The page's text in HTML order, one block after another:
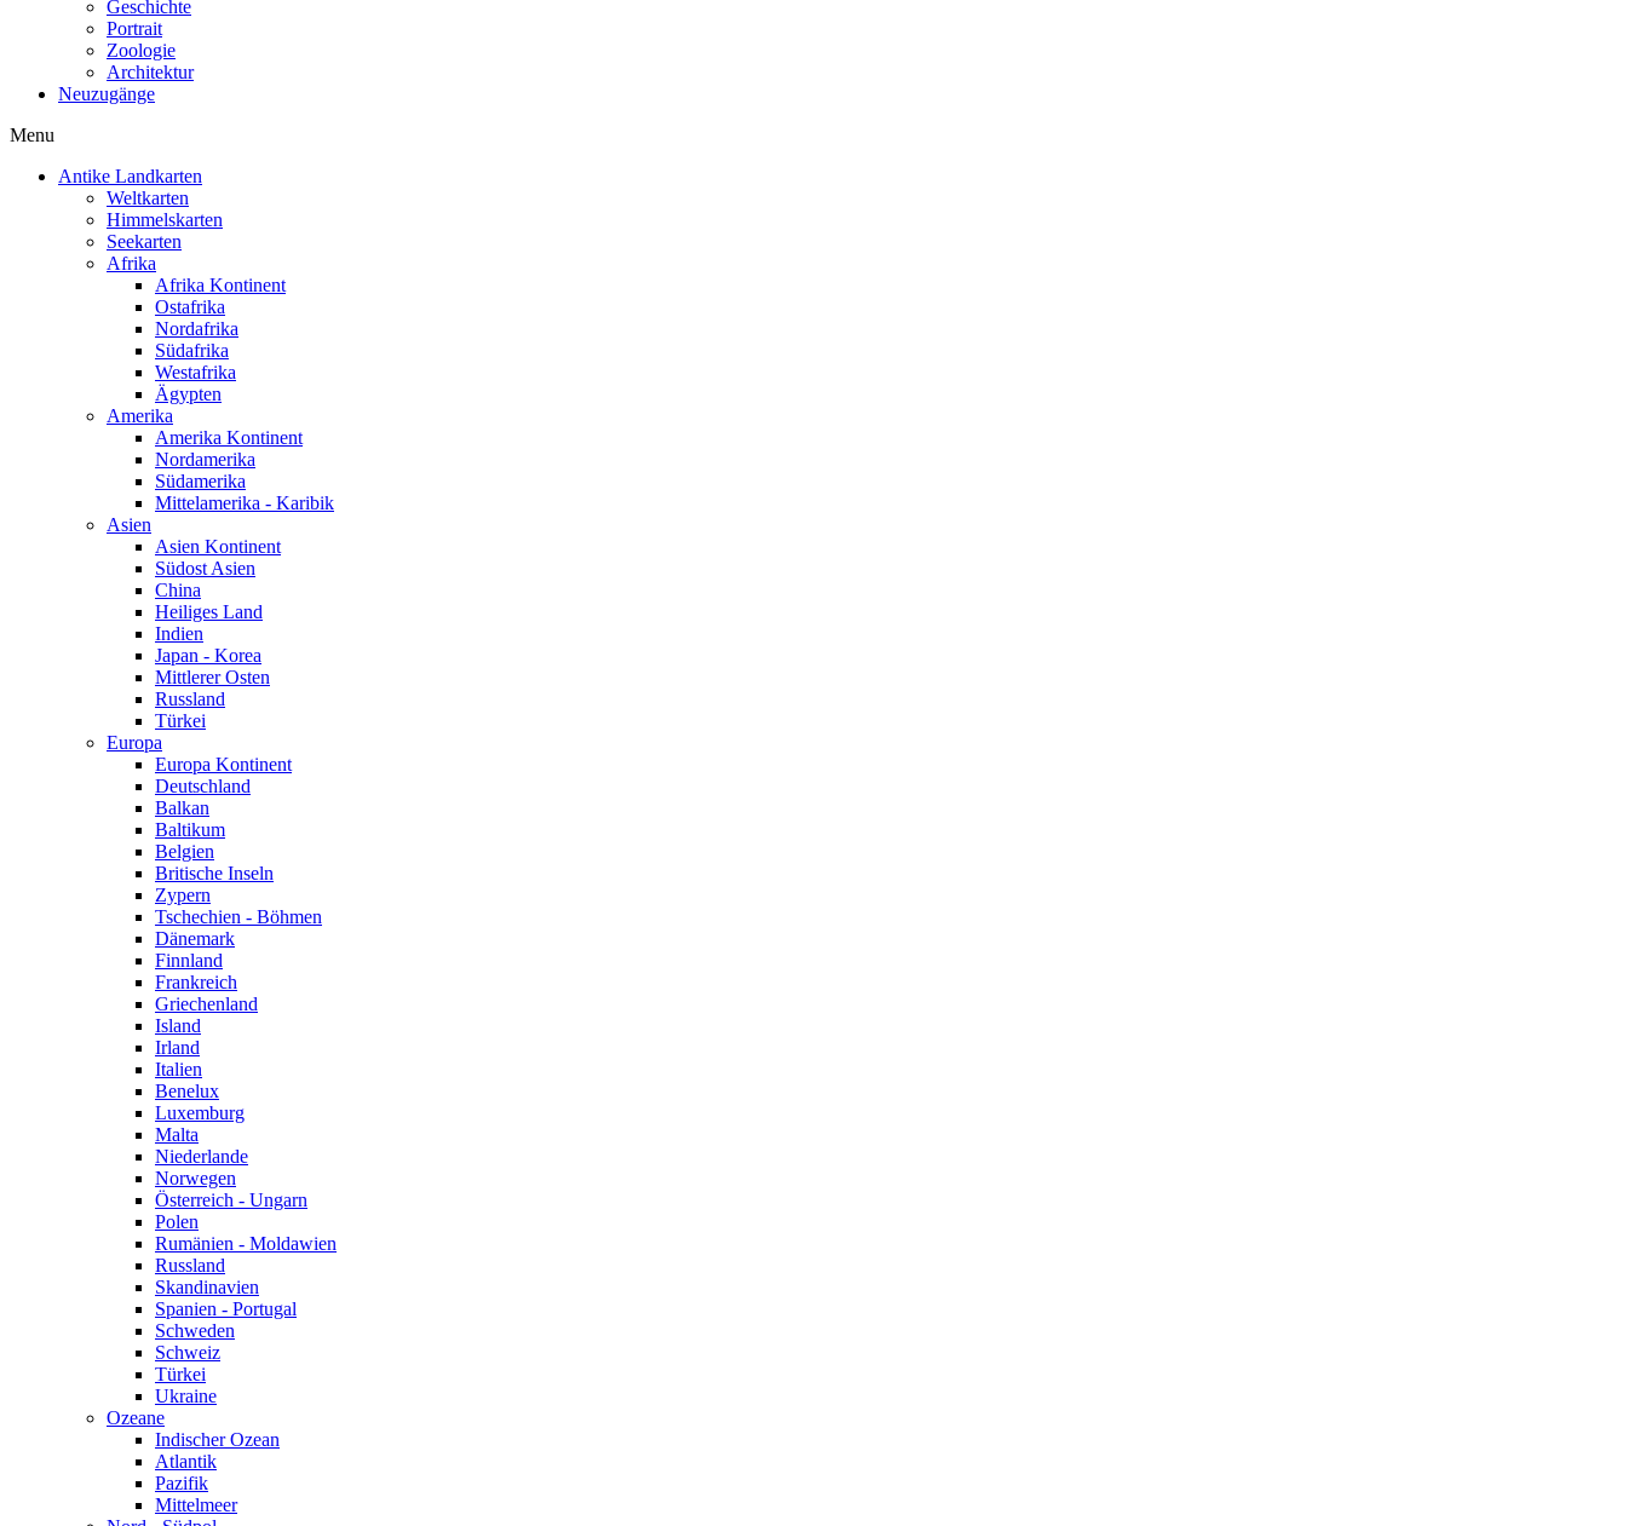
Geschichte
Portrait
Zoologie
Architektur
Neuzugänge
Menu
Antike Landkarten
Weltkarten
Himmelskarten
Seekarten
Afrika
Afrika Kontinent
Ostafrika
Nordafrika
Südafrika
Westafrika
Ägypten
Amerika
Amerika Kontinent
Nordamerika
Südamerika
Mittelamerika - Karibik
Asien
Asien Kontinent
Südost Asien
China
Heiliges Land
Indien
Japan - Korea
Mittlerer Osten
Russland
Türkei
Europa
Europa Kontinent
Deutschland
Balkan
Baltikum
Belgien
Britische Inseln
Zypern
Tschechien - Böhmen
Dänemark
Finnland
Frankreich
Griechenland
Island
Irland
Italien
Benelux
Luxemburg
Malta
Niederlande
Norwegen
Österreich - Ungarn
Polen
Rumänien - Moldawien
Russland
Skandinavien
Spanien - Portugal
Schweden
Schweiz
Türkei
Ukraine
Ozeane
Indischer Ozean
Atlantik
Pazifik
Mittelmeer